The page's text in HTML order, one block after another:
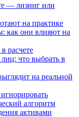
— лизинг или
на практике
как они влияют на
расчете
что выбрать в
на реальной
алгоритм
активами